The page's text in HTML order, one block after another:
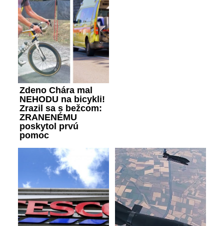
Zdeno Chára mal
NEHODU na bicykli!
Zrazil sa s bežcom:
ZRANENÉMU
poskytol prvú
pomoc